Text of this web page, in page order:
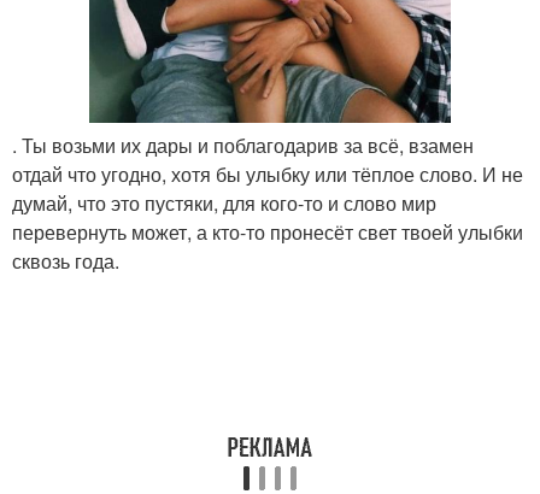
. Ты возьми их дары и поблагодарив за всё, взамен
отдай что угодно, хотя бы улыбку или тёплое слово. И не
думай, что это пустяки, для кого-то и слово мир
перевернуть может, а кто-то пронесёт свет твоей улыбки
сквозь года.